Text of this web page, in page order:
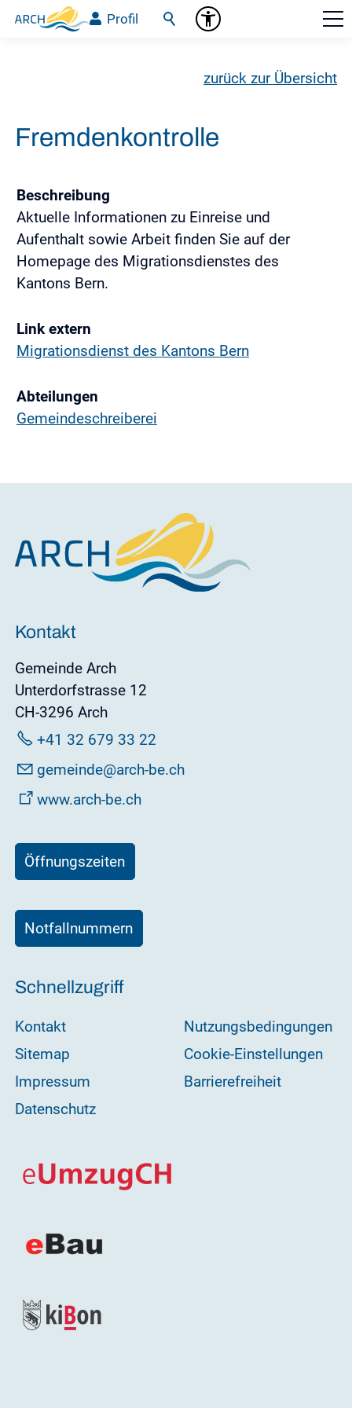
Profil
zurück zur Übersicht
Fremdenkontrolle
Beschreibung
Aktuelle Informationen zu Einreise und
Aufenthalt sowie Arbeit finden Sie auf der
Homepage des Migrationsdienstes des
Kantons Bern.
Link extern
Migrationsdienst des Kantons Bern
Abteilungen
Gemeindeschreiberei
Kontakt
Gemeinde Arch
Unterdorfstrasse 12
CH-3296 Arch
+41 32 679 33 22
g m nd rch-b
ch
www.arch-be.ch
Öffnungszeiten
Notfallnummern
Schnellzugriff
Kontakt
Sitemap
Impressum
Datenschutz
Nutzungsbedingungen
Cookie-Einstellungen
Barrierefreiheit